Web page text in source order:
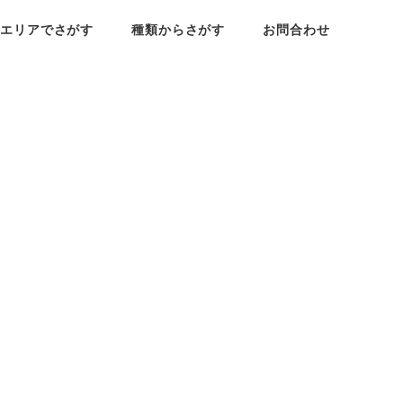
エリアでさがす 種類からさがす お問合わせ